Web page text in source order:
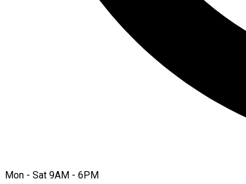
Mon - Sat 9AM - 6PM